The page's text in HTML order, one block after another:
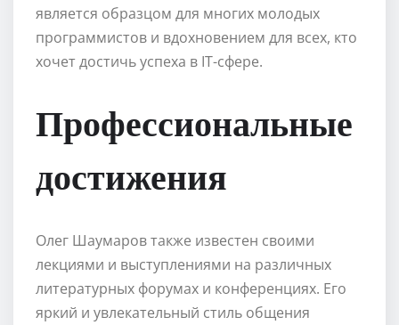
является образцом для многих молодых
программистов и вдохновением для всех, кто
хочет достичь успеха в IT-сфере.
Профессиональные
достижения
Олег Шаумаров также известен своими
лекциями и выступлениями на различных
литературных форумах и конференциях. Его
яркий и увлекательный стиль общения